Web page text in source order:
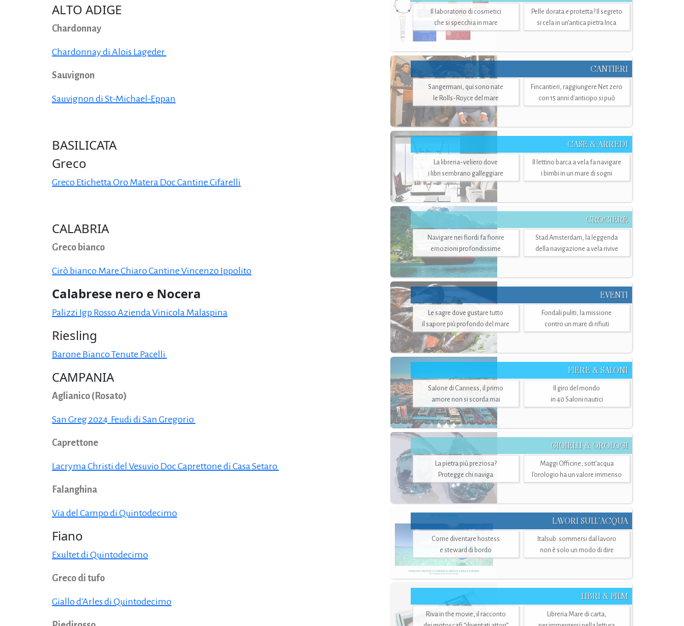
ALTO ADIGE
Chardonnay
Chardonnay di Alois Lageder
Sauvignon
Sauvignon di St-Michael-Eppan
BASILICATA
Greco
Greco Etichetta Oro Matera Doc Cantine Cifarelli
CALABRIA
Greco bianco
Cirò bianco Mare Chiaro Cantine Vincenzo Ippolito
Calabrese nero e Nocera
Palizzi Igp Rosso Azienda Vinicola Malaspina
Riesling
Barone Bianco Tenute Pacelli
CAMPANIA
Aglianico (Rosato)
San Greg 2024 Feudi di San Gregorio
Caprettone
Lacryma Christi del Vesuvio Doc Caprettone di Casa Setaro
Falanghina
Via del Campo di Quintodecimo
Fiano
Exultet di Quintodecimo
Greco di tufo
Giallo d'Arles di Quintodecimo
Il laboratorio di cosmetici
che si specchia in mare
Pelle dorata e protetta? Il segreto
si cela in un’antica pietra Inca
CANTIERI
Sangermani, qui sono nate
le Rolls-Royce del mare
Fincantieri, raggiungere Net zero
con 15 anni d'anticipo si può
CASE & ARREDI
La libreria-veliero dove
i libri sembrano galleggiare
Il lettino barca a vela fa navigare
i bimbi in un mare di sogni
CROCIERE
Navigare nei fiordi fa fiorire
emozioni profondissime
Stad Amsterdam, la leggenda
della navigazione a vela rivive
EVENTI
Le sagre dove gustare tutto
il sapore più profondo del mare
Fondali puliti, la missione
contro un mare di rifiuti
FIERE & SALONI
Salone di Canness, il primo
amore non si scorda mai
Il giro del mondo
in 40 Saloni nautici
GIOIELLI & OROLOGI
La pietra più preziosa?
Protegge chi naviga
Maggi Officine, sott’acqua
l'orologio ha un valore immenso
LAVORI SULL’ACQUA
Come diventare hostess
e steward di bordo
Italsub: sommersi dal lavoro
non è solo un modo di dire
LIBRI & FILM
Riva in the movie, il racconto
Libreria Mare di carta,